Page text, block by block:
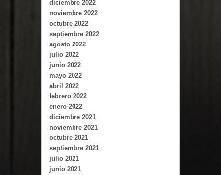
diciembre 2022
noviembre 2022
octubre 2022
septiembre 2022
agosto 2022
julio 2022
junio 2022
mayo 2022
abril 2022
febrero 2022
enero 2022
diciembre 2021
noviembre 2021
octubre 2021
septiembre 2021
julio 2021
junio 2021